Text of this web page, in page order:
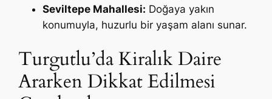
Seviltepe Mahallesi: Doğaya yakın
konumuyla, huzurlu bir yaşam alanı sunar.
Turgutlu’da Kiralık Daire
Ararken Dikkat Edilmesi